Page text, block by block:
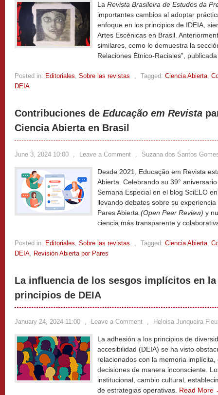
La Revista Brasileira de Estudos da
importantes cambios al adoptar
enfoque en los principios de IDEIA,
Artes Escénicas en Brasil.
similares, como lo demuestra la
Relaciones Étnico-Raciales”,
Posted in: Editoriales, Sobre las revistas , Tagged: Ciencia Abierta,
DEIA
Contribuciones de Educação em Revista
Ciencia Abierta en Brasil
June 3, 2024 10:00 , Leave a Comment , Suzana dos Santos
Desde 2021, Educação em Revista
Abierta. Celebrando su 39°
Semana Especial en el blog SciELO
llevando debates sobre su
Pares Abierta (Open Peer Review) y
ciencia más transparente y
Posted in: Editoriales, Sobre las revistas , Tagged: Ciencia Abierta,
DEIA, Revisión Abierta por Pares
La influencia de los sesgos implícitos en
principios de DEIA
January 24, 2024 11:00 , Leave a Comment , Heloisa Junqueira
La adhesión a los principios de
accesibilidad (DEIA) se ha visto
relacionados con la memoria
decisiones de manera inconsciente.
institucional, cambio cultural,
de estrategias operativas. Read More